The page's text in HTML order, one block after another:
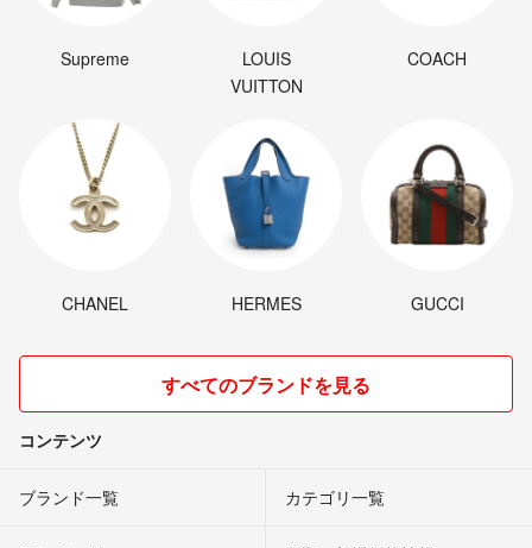
Supreme
LOUIS
VUITTON
COACH
CHANEL HERMES GUCCI
すべてのブランドを見る
コンテンツ
ブランド一覧 カテゴリ一覧